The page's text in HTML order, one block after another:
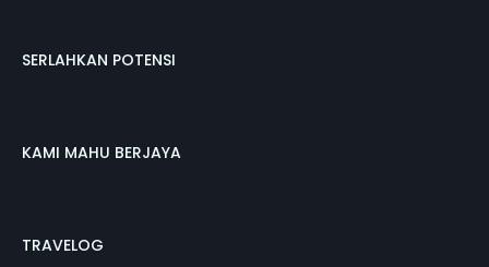
SERLAHKAN POTENSI
KAMI MAHU BERJAYA
TRAVELOG